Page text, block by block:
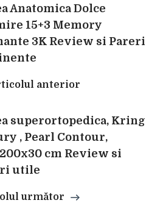
Anatomica Dolce
15+3 Memory
3K Review si Pareri
anterior
superortopedica, Kring
, Pearl Contour,
cm Review si
utile
următor